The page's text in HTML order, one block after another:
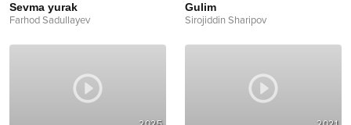
Sevma yurak
Farhod Sadullayev
Gulim
Sirojiddin Sharipov